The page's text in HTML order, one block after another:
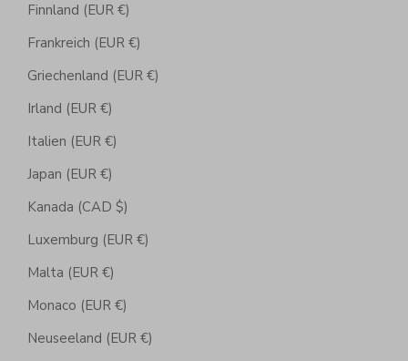
Finnland (EUR €)
Frankreich (EUR €)
Griechenland (EUR €)
Irland (EUR €)
Italien (EUR €)
Japan (EUR €)
Kanada (CAD $)
Luxemburg (EUR €)
Malta (EUR €)
Monaco (EUR €)
Neuseeland (EUR €)